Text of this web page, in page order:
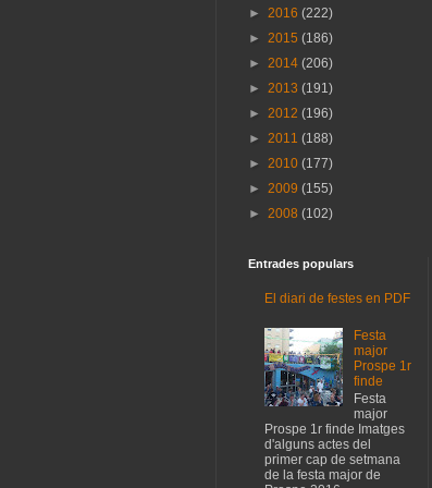
► 2016 (222)
► 2015 (186)
► 2014 (206)
► 2013 (191)
► 2012 (196)
► 2011 (188)
► 2010 (177)
► 2009 (155)
► 2008 (102)
Entrades populars
El diari de festes en PDF
Festa
major
Prospe 1r
finde
Festa
major
Prospe 1r finde Imatges
d'alguns actes del
primer cap de setmana
de la festa major de